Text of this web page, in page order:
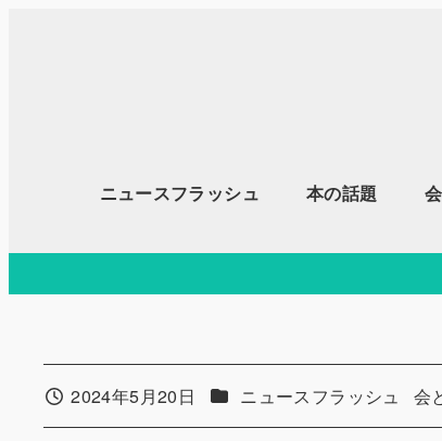
移
ニュースフラッシュ 本の話題
投稿日2024年5月20日 カテゴリー
ニュースフラッシュ カ
会